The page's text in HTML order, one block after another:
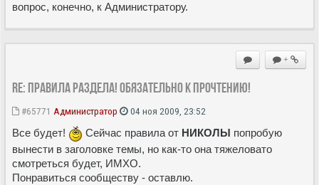
вопрос, конечно, к Администратору.
+
Re: Правила раздела! Обязательно к прочтению!
#65771 Администратор 04 ноя 2009, 23:52
Все будет! Сейчас правила от НИКОЛЫ попробую
вынести в заголовке темы, но как-то она тяжеловато
смотреться будет, ИМХО.
Понравиться сообществу - оставлю.